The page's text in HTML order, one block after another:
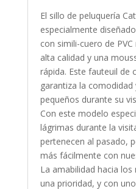
El sillo de peluquería
especialmente
con simili-cuero de
alta calidad y una
rápida. Este fauteuil de
garantiza la comodidad
pequeños durante su
Con este modelo
lágrimas durante la
pertenecen al pasado,
más fácilmente con
La amabilidad hacia
una prioridad, y con